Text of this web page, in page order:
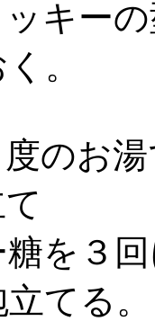
ーの
。
度のお
３回
立て